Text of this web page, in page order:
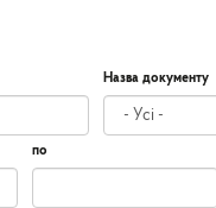
Назва документу
по